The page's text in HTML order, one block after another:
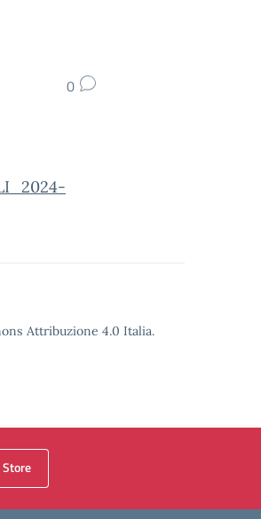
0
Attribuzione 4.0 Italia.